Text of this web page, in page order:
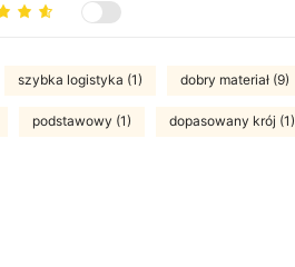
szybka logistyka (1) dobry materiał (9)
podstawowy (1) dopasowany krój (1)